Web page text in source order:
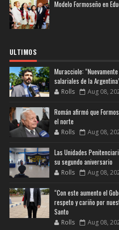
Modelo Formoseño en
ULTIMOS
Muracciole:
salariales de la
Rolls Aug 08,
Román afirmó que
el norte
Rolls Aug 08,
Las Unidades
su segundo aniversario
Rolls Aug 08,
“Con este aumento el
respeto y cariño por
Santo
Rolls Aug 08,